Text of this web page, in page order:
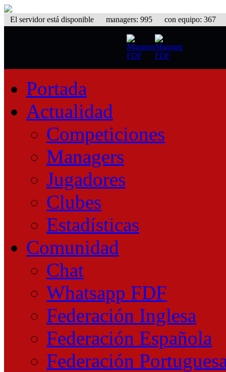
El servidor está disponible managers: 995 con equipo: 367
Portada
Actualidad
Competiciones
Managers
Jugadores
Clubes
Estadísticas
Comunidad
Chat
Whatsapp FDF
Federación Inglesa
Federación Española
Federación